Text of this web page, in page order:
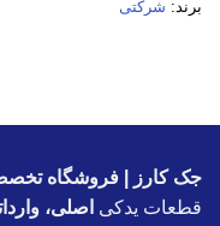
برند: شرکتی
جک کارز | فروشگاه
قطعات یدکی اصلی،